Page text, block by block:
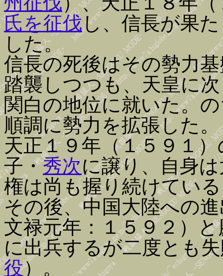
氏を征伐 し、信長が果
した。
信長の死後はその勢力
踏襲しつつも、天皇に
関白の地位に就いた。
順調に勢力を拡張した。
天正１９年（１５９１
子・秀次に譲り、自身
権は尚も握り続けてい
その後、中国大陸への
文禄元年：１５９２）
に出兵するが二度とも
役）。